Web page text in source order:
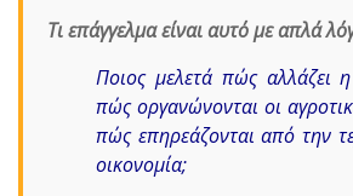
Τι επάγγελμα είναι αυτό με απλά
Ποιος μελετά πώς αλλάζει
πώς οργανώνονται οι
πώς επηρεάζονται από την
οικονομία;